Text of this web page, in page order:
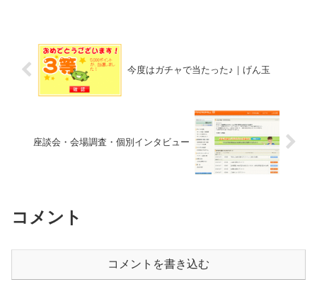
今度はガチャで当たった♪｜げん玉
座談会・会場調査・個別インタビュー
コメント
コメントを書き込む